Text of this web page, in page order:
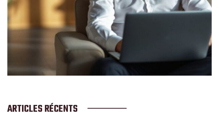
ARTICLES RÉCENTS